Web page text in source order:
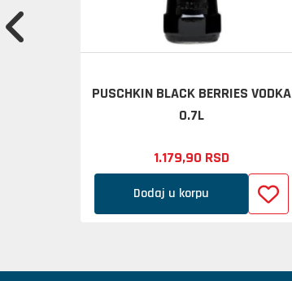
PUSCHKIN BLACK BERRIES VODKA
0.7L
1.179,90 RSD
Dodaj u korpu